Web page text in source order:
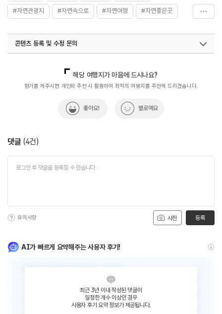
#자연관광지 #자연속으로 #자연여행 #자연좋은곳
콘텐츠 등록 및 수정 문의
해당 여행지가 마음에 드시나요?
평가를 해주시면 개인화 추천 시 활용하여 최적의 여행지를 추천해 드리겠습니다.
좋아요! 별로예요
댓글 (4건)
사진
유의사항 등록
AI가 빠르게 요약해주는 사용자 후기!
최근 3년 이내 작성된 댓글이
일정한 개수 이상인 경우
사용자 후기 요약 정보가 제공됩니다.